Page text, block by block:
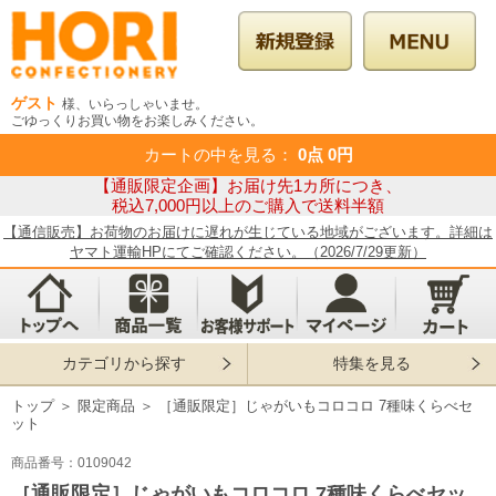
ゲスト 様、いらっしゃいませ。
ごゆっくりお買い物をお楽しみください。
カートの中を見る ： 0点 0円
【通販限定企画】お届け先1カ所につき、
税込7,000円以上のご購入で送料半額
【通信販売】お荷物のお届けに遅れが生じている地域がございます。詳細は
ヤマト運輸HPにてご確認ください。（2026/7/29更新）
カテゴリから探す 特集を見る
トップ ＞ 限定商品 ＞
［通販限定］じゃがいもコロコロ 7種味くらべセ
ット
商品番号：0109042